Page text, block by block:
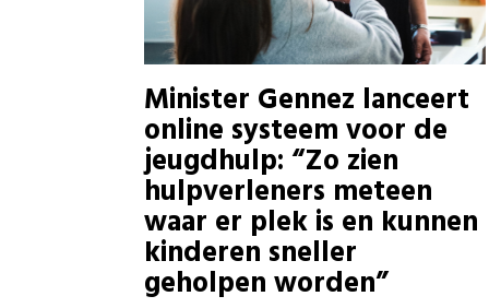
Minister Gennez lanceert
online systeem voor de
jeugdhulp: “Zo zien
hulpverleners meteen
waar er plek is en kunnen
kinderen sneller
geholpen worden”